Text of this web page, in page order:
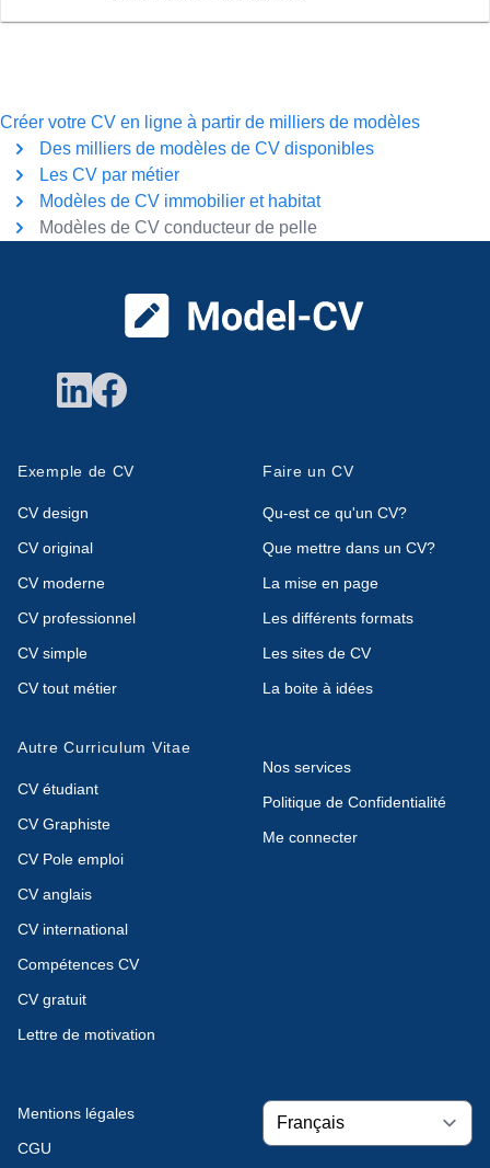
Créer votre CV en ligne à partir de milliers de modèles
Des milliers de modèles de CV disponibles
Les CV par métier
Modèles de CV immobilier et habitat
Modèles de CV conducteur de pelle
Exemple de CV
CV design
CV original
CV moderne
CV professionnel
CV simple
CV tout métier
Faire un CV
Qu-est ce qu'un CV?
Que mettre dans un CV?
La mise en page
Les différents formats
Les sites de CV
La boite à idées
Autre Curriculum Vitae
CV étudiant
CV Graphiste
CV Pole emploi
CV anglais
CV international
Compétences CV
CV gratuit
Lettre de motivation
Nos services
Politique de Confidentialité
Me connecter
Mentions légales
CGU